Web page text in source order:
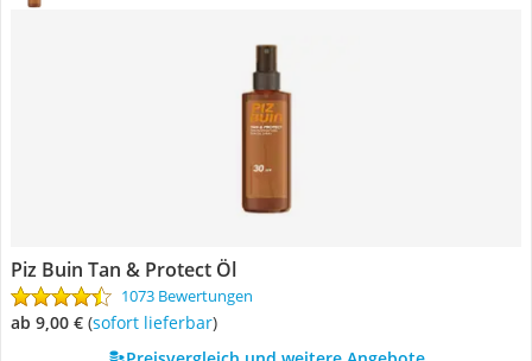
Piz Buin Tan & Protect Öl
1073 Bewertungen
ab 9,00 € ( Sofort lieferbar)